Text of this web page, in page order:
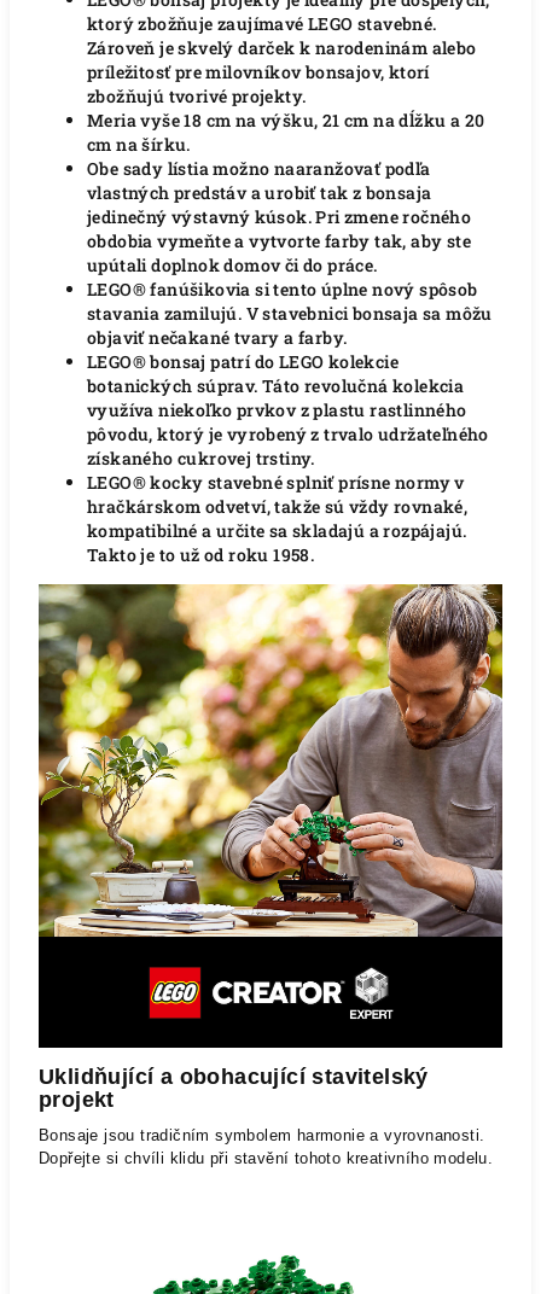
ktorý zbožňuje zaujímavé LEGO stavebné.
Zároveň je skvelý darček k narodeninám alebo
príležitosť pre milovníkov bonsajov, ktorí
zbožňujú tvorivé projekty.
Meria vyše 18 cm na výšku, 21 cm na dĺžku a 20
cm na šírku.
Obe sady lístia možno naaranžovať podľa
vlastných predstáv a urobiť tak z bonsaja
jedinečný výstavný kúsok.Pri zmene ročného
obdobia vymeňte a vytvorte farby tak, aby ste
upútali doplnok domov či do práce.
LEGO® fanúšikovia si tento úplne nový spôsob
stavania zamilujú. V stavebnici bonsaja sa môžu
objaviť nečakané tvary a farby.
LEGO® bonsaj patrí do LEGO kolekcie
botanických súprav. Táto revolučná kolekcia
využíva niekoľko prvkov z plastu rastlinného
pôvodu, ktorý je vyrobený z trvalo udržateľného
získaného cukrovej trstiny.
LEGO® kocky stavebné splniť prísne normy v
hračkárskom odvetví, takže sú vždy rovnaké,
kompatibilné a určite sa skladajú a rozpájajú.
Takto je to už od roku 1958.
Uklidňující a obohacující stavitelský
projekt
Bonsaje jsou tradičním symbolem harmonie a vyrovnanosti.
Dopřejte si chvíli klidu při stavění tohoto kreativního modelu.